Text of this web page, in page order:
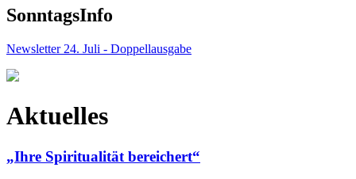
SonntagsInfo
Newsletter 24. Juli - Doppellausgabe
Aktuelles
„Ihre Spiritualität bereichert“